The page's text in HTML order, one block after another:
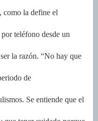
como la define el
teléfono desde un
la razón. “No hay que
de
Se entiende que el